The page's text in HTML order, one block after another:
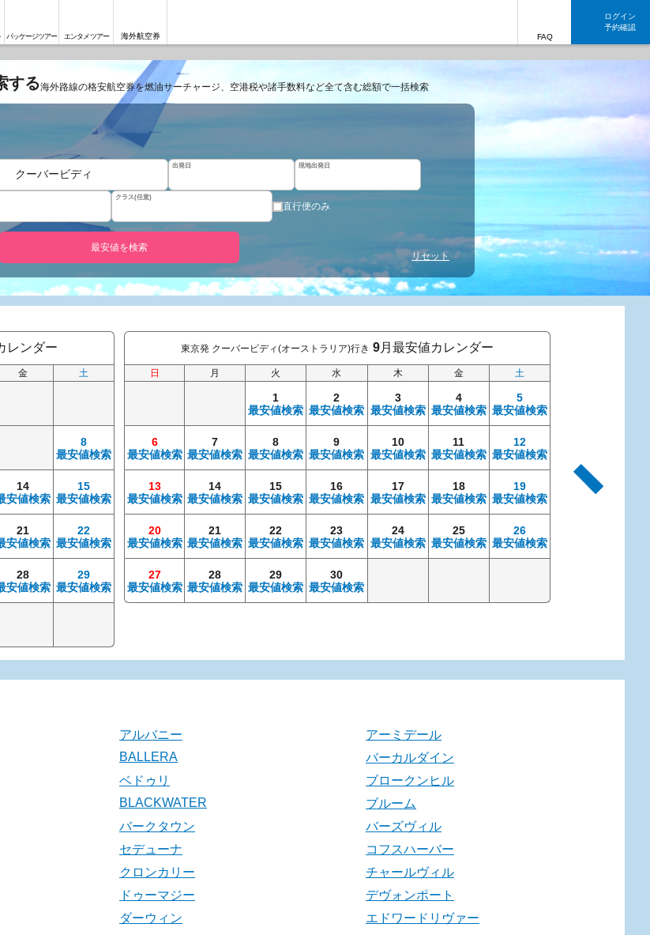
パッケージツアー エンタメツアー 海外航空券 FAQ
ログイン
予約確認
する海外路線の格安航空券を燃油サーチャージ、空港税や諸手数料など全て含む総額で一括検索
クーバービディ
出発日 現地出発日
クラス(任意)
直行便のみ
最安値を検索
リセット
レンダー
金 土
8
最安値検索
14
安値検索
15
最安値検索
21
安値検索
22
最安値検索
28
安値検索
29
最安値検索
東京発 クーバービディ(オーストラリア)行き 9月最安値カレンダー
日 月 火 水 木 金 土
1
最安値検索
2
最安値検索
3
最安値検索
4
最安値検索
5
最安値検索
6
最安値検索
7
最安値検索
8
最安値検索
9
最安値検索
10
最安値検索
11
最安値検索
12
最安値検索
13
最安値検索
14
最安値検索
15
最安値検索
16
最安値検索
17
最安値検索
18
最安値検索
19
最安値検索
20
最安値検索
21
最安値検索
22
最安値検索
23
最安値検索
24
最安値検索
25
最安値検索
26
最安値検索
27
最安値検索
28
最安値検索
29
最安値検索
30
最安値検索
11
最安値検索
アルバニー
アーミデール
BALLERA
バーカルダイン
ベドゥリ
ブロークンヒル
BLACKWATER
ブルーム
バークタウン
バーズヴィル
セデューナ
コフスハーバー
クロンカリー
チャールヴィル
ドゥーマジー
デヴォンポート
ダーウィン
エドワードリヴァー